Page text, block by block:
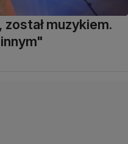
muzykiem.